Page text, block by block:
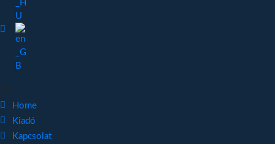
Home
Kiadó
Kapcsolat